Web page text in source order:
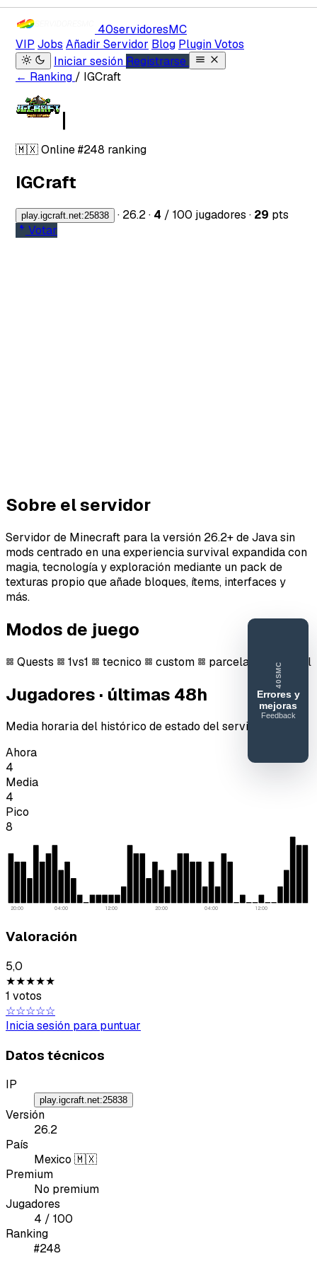
40servidoresMC
VIP Jobs Añadir Servidor Blog Plugin Votos
Iniciar sesión Registrarse
← Ranking / IGCraft
I
🇲🇽Online#248 ranking
IGCraft
play.igcraft.net:25838 · 26.2· 4 / 100 jugadores · 29 pts
Votar
Sobre el servidor
Servidor de Minecraft para la versión 26.2+ de Java sin
mods centrado en una experiencia survival expandida con
magia, tecnología y exploración mediante un pack de
texturas propio que añade bloques, ítems, interfaces y
más.
Modos de juego
Quests 1vs1 tecnico custom parcelas survival
Jugadores · últimas 48h
Media horaria del histórico de estado del servidor.
Ahora
4
Media
4
Pico
8
20:00 04:00 12:00 20:00 04:00 12:00
Valoración
5,0
★★★★★
1 votos
☆☆☆☆☆
Inicia sesión para puntuar
Datos técnicos
IP
play.igcraft.net:25838
Versión
26.2
País
Mexico 🇲🇽
Premium
No premium
Jugadores
4 / 100
Ranking
#248
40SMC
Errores y
mejoras
Feedback
40SERVIDORESMC
Idea o mejora